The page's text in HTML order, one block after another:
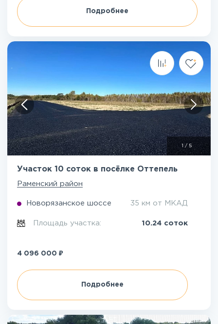
Подробнее
1 / 5
Участок 10 соток в посёлке Оттепель
Раменский район
Новорязанское шоссе 35 км от МКАД
Площадь участка: 10.24 соток
4 096 000 ₽
Подробнее